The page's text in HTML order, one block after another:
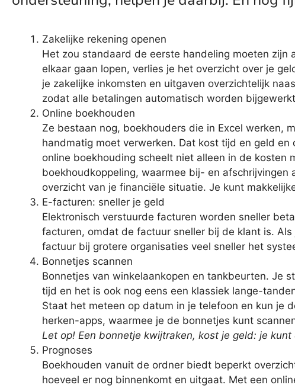
Zakelijke rekening openen
Het zou standaard de eerste handeling moeten
elkaar gaan lopen, verlies je het overzicht over je
je zakelijke inkomsten en uitgaven overzichtelijk
zodat alle betalingen automatisch worden
Online boekhouden
Ze bestaan nog, boekhouders die in Excel werken,
handmatig moet verwerken. Dat kost tijd en geld
online boekhouding scheelt niet alleen in de kosten
boekhoudkoppeling, waarmee bij- en
overzicht van je financiële situatie. Je kunt
E-facturen: sneller je geld
Elektronisch verstuurde facturen worden sneller
facturen, omdat de factuur sneller bij de klant is.
factuur bij grotere organisaties veel sneller het
Bonnetjes scannen
Bonnetjes van winkelaankopen en tankbeurten. Je
tijd en het is ook nog eens een klassiek lange-
Staat het meteen op datum in je telefoon en kun je
herken-apps, waarmee je de bonnetjes kunt
Let op! Een bonnetje kwijtraken, kost je geld: je
Prognoses
Boekhouden vanuit de ordner biedt beperkt
hoeveel er nog binnenkomt en uitgaat. Met een